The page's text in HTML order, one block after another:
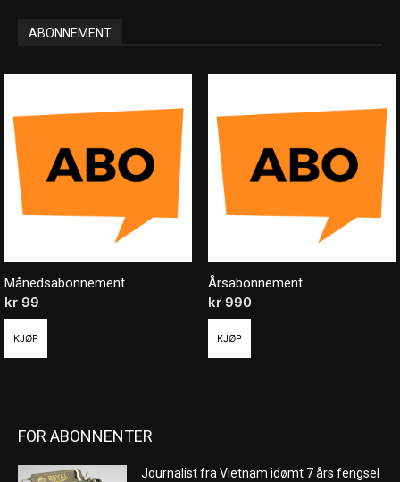
ABONNEMENT
Månedsabonnement
kr 99
KJØP
Årsabonnement
kr990
KJØP
FOR ABONNENTER
Journalist fra Vietnam idømt 7 års fengsel